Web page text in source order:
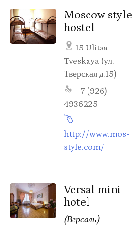
Moscow style
hostel
15 Ulitsa
Tveskaya (ул.
Тверская д.15)
+7 (926)
4936225
http://www.mos-
style.com/
Versal mini
hotel
(Версаль)